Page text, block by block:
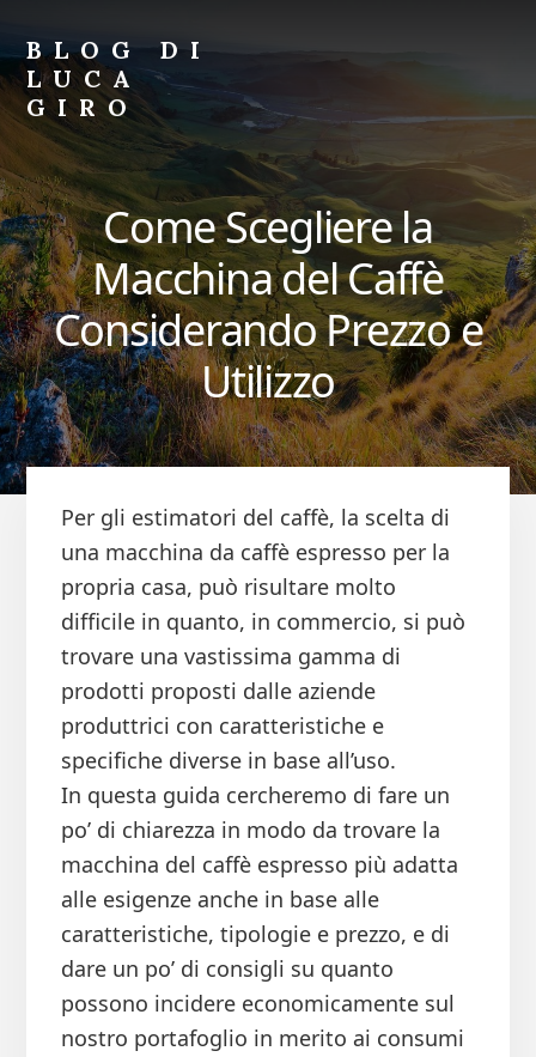
primary
sidebar
content
BLOG DI
LUCA
GIRO
Blog
Luca
Giro
Come Scegliere la
Macchina del Caffè
Considerando Prezzo e
Utilizzo
Per gli estimatori del caffè, la scelta di
una macchina da caffè espresso per la
propria casa, può risultare molto
difficile in quanto, in commercio, si può
trovare una vastissima gamma di
prodotti proposti dalle aziende
produttrici con caratteristiche e
specifiche diverse in base all’uso.
In questa guida cercheremo di fare un
po’ di chiarezza in modo da trovare la
macchina del caffè espresso più adatta
alle esigenze anche in base alle
caratteristiche, tipologie e prezzo, e di
dare un po’ di consigli su quanto
possono incidere economicamente sul
nostro portafoglio in merito ai consumi